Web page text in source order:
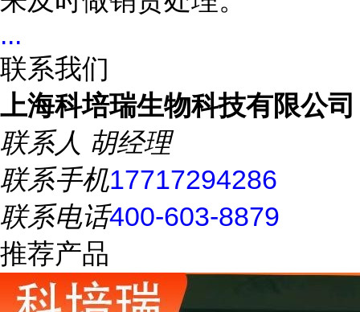
...
联系我们
上海科培瑞生物科技有限公司
联系人 胡经理
联系手机17717294286
联系电话400-603-8879
推荐产品